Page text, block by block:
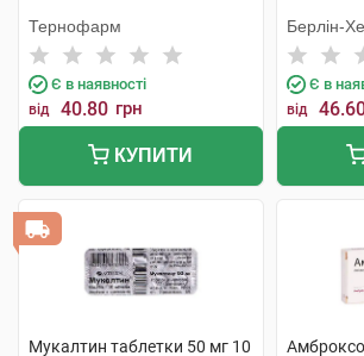
Тернофарм
Є в наявності
від 40.80 грн
КУПИТИ
Берлін-
Є в
від
Мукалтин таблетки 50 мг 10